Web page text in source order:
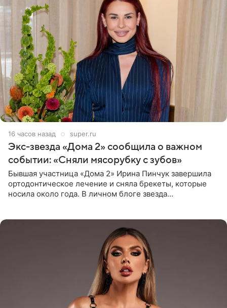
16 часов назад super.ru
Экс-звезда «Дома 2» сообщила о важном
событии: «Сняли мясорубку с зубов»
Бывшая участница «Дома 2» Ирина Пинчук завершила
ортодонтическое лечение и сняла брекеты, которые
носила около года. В личном блоге звезда